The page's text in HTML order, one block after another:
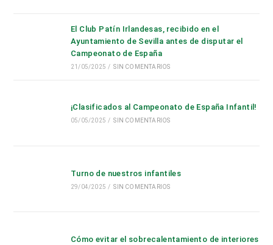
El Club Patín Irlandesas, recibido en el
Ayuntamiento de Sevilla antes de disputar el
Campeonato de España
21/05/2025 / SIN COMENTARIOS
¡Clasificados al Campeonato de España Infantil!
05/05/2025 / SIN COMENTARIOS
Turno de nuestros infantiles
29/04/2025 / SIN COMENTARIOS
Cómo evitar el sobrecalentamiento de interiores